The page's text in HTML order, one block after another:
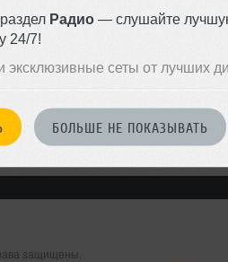
Радио — слушайте
24/7!
эксклюзивные сеты от лучших
БОЛЬШЕ НЕ ПОКАЗЫВАТЬ
ЗАРЕГИСТРИРУЙТЕСЬ
чтобы оставить комментарий
защищены.